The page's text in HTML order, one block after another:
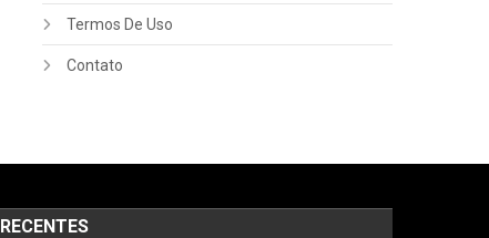
Termos De Uso
Contato
RECENTES